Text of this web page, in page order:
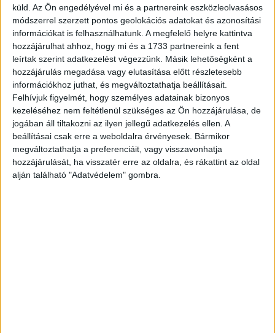
küld. Az Ön engedélyével mi és a partnereink eszközleolvasásos
módszerrel szerzett pontos geolokációs adatokat és azonosítási
információkat is felhasználhatunk. A megfelelő helyre kattintva
hozzájárulhat ahhoz, hogy mi és a 1733 partnereink a fent
leírtak szerint adatkezelést végezzünk. Másik lehetőségként a
hozzájárulás megadása vagy elutasítása előtt részletesebb
információkhoz juthat, és megváltoztathatja beállításait.
Felhívjuk figyelmét, hogy személyes adatainak bizonyos
kezeléséhez nem feltétlenül szükséges az Ön hozzájárulása, de
jogában áll tiltakozni az ilyen jellegű adatkezelés ellen. A
beállításai csak erre a weboldalra érvényesek. Bármikor
megváltoztathatja a preferenciáit, vagy visszavonhatja
hozzájárulását, ha visszatér erre az oldalra, és rákattint az oldal
alján található "Adatvédelem" gombra.
A családom egy étteremben hagyta a
nagymamámat, hogy elkerüljék a
számlát. Kár, hogy rossz unokával
akadtak össze